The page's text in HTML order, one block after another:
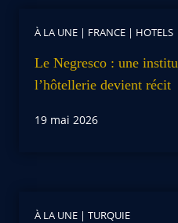
À LA UNE | FRANCE | HOTELS
Le Negresco : une
l’hôtellerie devient récit
19 mai 2026
À LA UNE | TURQUIE